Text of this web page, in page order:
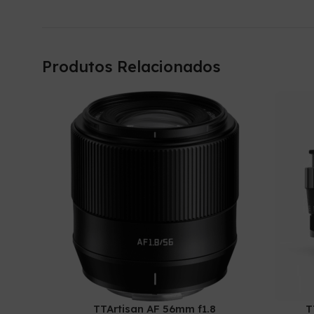
Produtos Relacionados
TTArtisan AF 56mm f1.8